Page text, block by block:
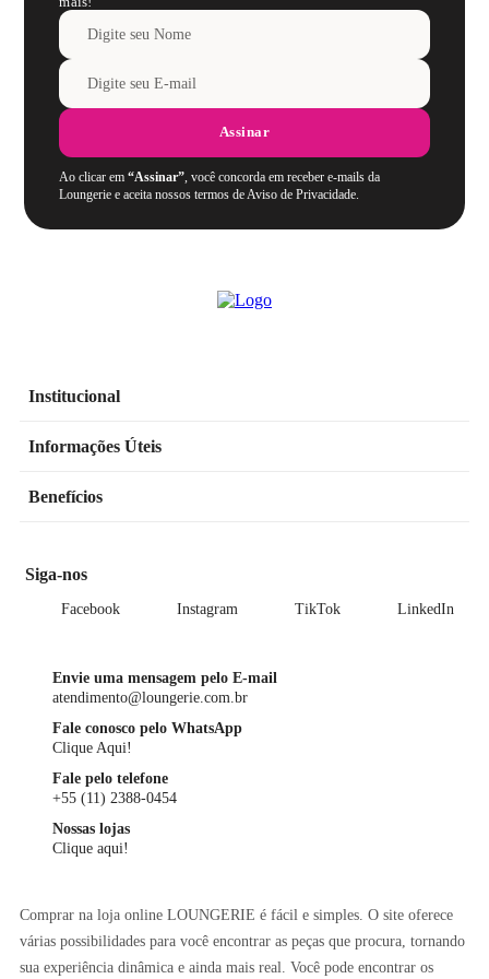
Assinar
Ao clicar em“Assinar”, você concorda em receber e-mails da
Loungerie e aceita nossos termos de Aviso de Privacidade.
Institucional
Informações Úteis
Benefícios
Siga-nos
Facebook Instagram TikTok LinkedIn
Envie uma mensagem pelo E-mail
atendimento@loungerie.com.br
Fale conosco pelo WhatsApp
Clique Aqui!
Fale pelo telefone
+55 (11) 2388-0454
Nossas lojas
Clique aqui!
Comprar na loja online LOUNGERIE é fácil e simples. O site oferece
várias possibilidades para você encontrar as peças que procura, tornando
sua experiência dinâmica e ainda mais real. Você pode encontrar os